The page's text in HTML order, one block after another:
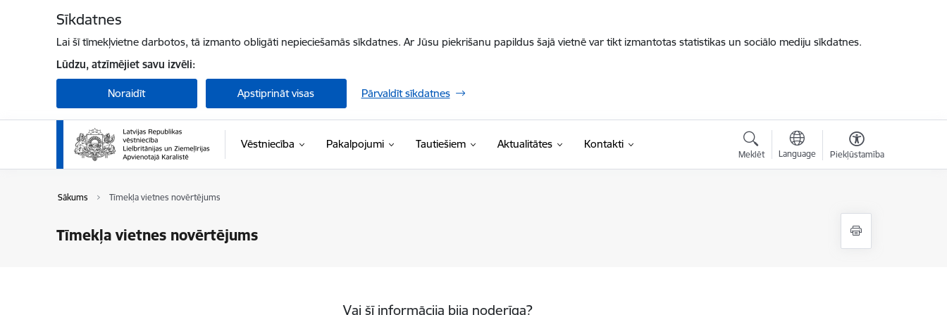
Sīkdatnes
Lai šī tīmekļvietne darbotos, tā izmanto obligāti nepieciešamās sīkdatnes. Ar Jūsu piekrišanu papildus šajā vietnē var tikt izmantotas statistikas un sociālo mediju sīkdatnes.
Lūdzu, atzīmējiet savu izvēli:
Noraidīt Apstiprināt visas Pārvaldīt sīkdatnes
Vēstniecība Pakalpojumi Tautiešiem Aktualitātes Kontakti
Meklēt Language Piekļūstamība
Sākums Tīmekļa vietnes novērtējums
Tīmekļa vietnes novērtējums
Vai šī informācija bija noderīga?